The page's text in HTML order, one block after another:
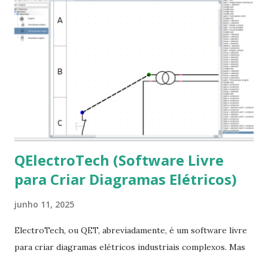
terminal e execute o comando: $ sudo apt-get install ttf-
mscorefonts-installer Leia os termos de uso e avance
clicando em “Ok” Agora aceite os termos de uso clicando
em “Sim” Pronto agora abra o LibreOffice e veja se as
fontes Times New Roman, Arial estão instaladas. Caso
ocorra algum erro ou precisa reinstalar, execute: $ sudo
apt-get install --reinstall ttf-mscorefonts-installer
QElectroTech (Software Livre
para Criar Diagramas Elétricos)
junho 11, 2025
ElectroTech, ou QET, abreviadamente, é um software livre
para criar diagramas elétricos industriais complexos. Mas